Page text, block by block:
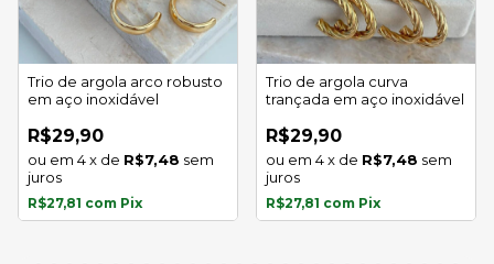
Trio de argola arco robusto
em aço inoxidável
R$29,90
4x de R$7,48 sem
juros
R$27,81 com Pix
Trio de argola curva
trançada em aço inoxidável
R$29,90
4x de R$7,48 sem
juros
R$27,81 com Pix